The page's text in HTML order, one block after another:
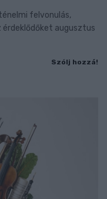
felvonulás,
augusztus
Szólj hozzá!